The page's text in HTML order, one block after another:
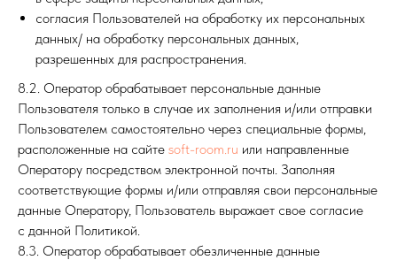
согласия Пользователей на обработку их персональных
данных/ на обработку персональных данных,
разрешенных для распространения.
8.2. Оператор обрабатывает персональные данные
Пользователя только в случае их заполнения и/или отправки
Пользователем самостоятельно через специальные формы,
расположенные на сайте soft-room.ru или направленные
Оператору посредством электронной почты. Заполняя
соответствующие формы и/или отправляя свои персональные
данные Оператору, Пользователь выражает свое согласие
с данной Политикой.
8.3. Оператор обрабатывает обезличенные данные